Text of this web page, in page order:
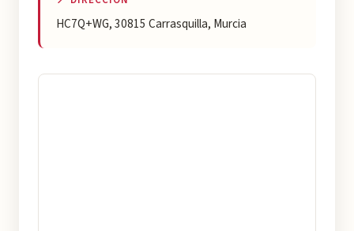
HC7Q+WG, 30815 Carrasquilla, Murcia